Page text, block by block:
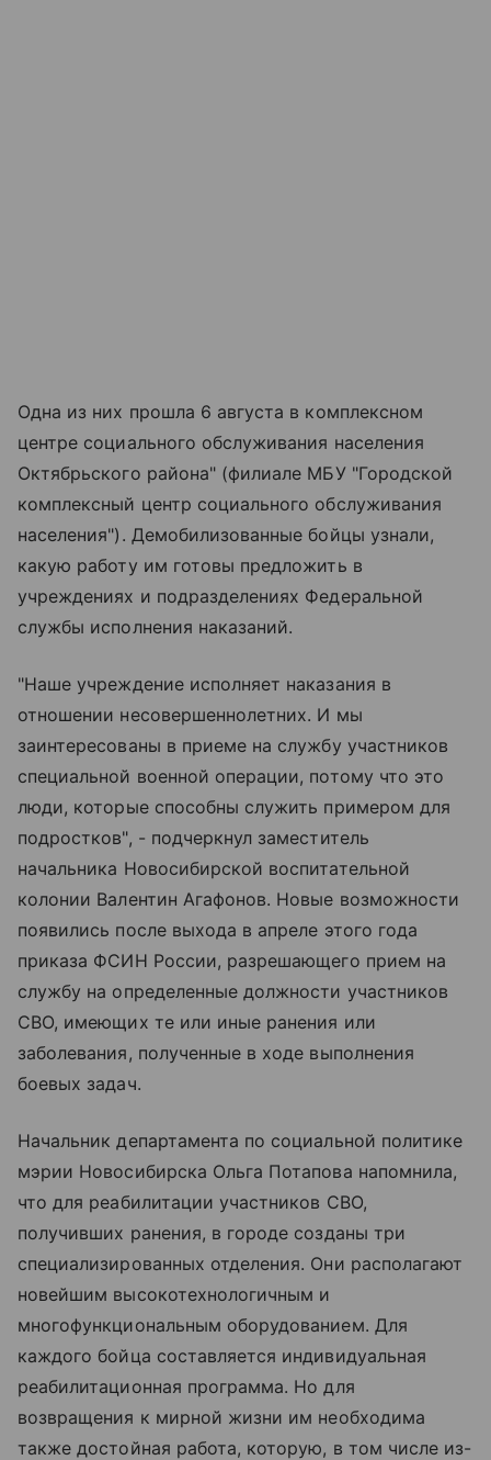
Одна из них прошла 6 августа в комплексном
центре социального обслуживания населения
Октябрьского района" (филиале МБУ "Городской
комплексный центр социального обслуживания
населения"). Демобилизованные бойцы узнали,
какую работу им готовы предложить в
учреждениях и подразделениях Федеральной
службы исполнения наказаний.
"Наше учреждение исполняет наказания в
отношении несовершеннолетних. И мы
заинтересованы в приеме на службу участников
специальной военной операции, потому что это
люди, которые способны служить примером для
подростков", - подчеркнул заместитель
начальника Новосибирской воспитательной
колонии Валентин Агафонов. Новые возможности
появились после выхода в апреле этого года
приказа ФСИН России, разрешающего прием на
службу на определенные должности участников
СВО, имеющих те или иные ранения или
заболевания, полученные в ходе выполнения
боевых задач.
Начальник департамента по социальной политике
мэрии Новосибирска Ольга Потапова напомнила,
что для реабилитации участников СВО,
получивших ранения, в городе созданы три
специализированных отделения. Они располагают
новейшим высокотехнологичным и
многофункциональным оборудованием. Для
каждого бойца составляется индивидуальная
реабилитационная программа. Но для
возвращения к мирной жизни им необходима
также достойная работа, которую, в том числе из-